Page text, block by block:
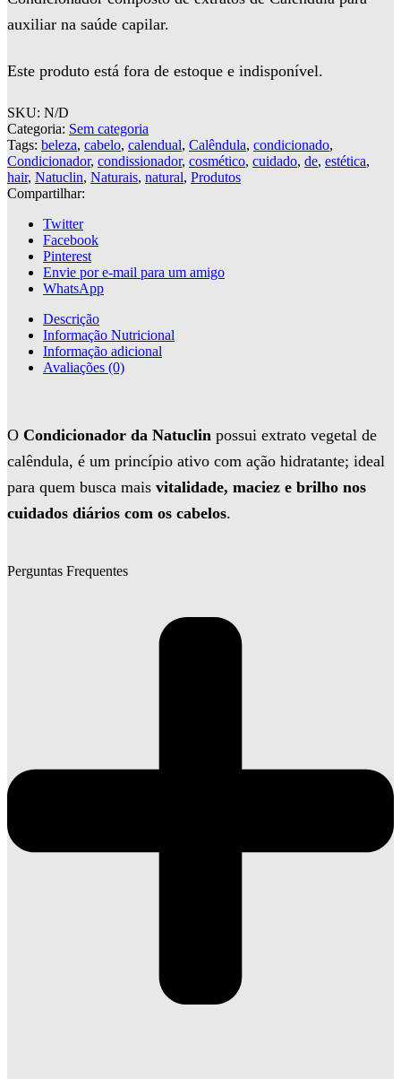
auxiliar na saúde capilar.
Este produto está fora de estoque e indisponível.
SKU: N/D
Categoria: Sem categoria
Tags: beleza, cabelo, calendual, Calêndula, condicionado,
Condicionador, condissionador, cosmético, cuidado, de, estética,
hair, Natuclin, Naturais, natural, Produtos
Compartilhar:
Twitter
Facebook
Pinterest
Envie por e-mail para um amigo
WhatsApp
Descrição
Informação Nutricional
Informação adicional
Avaliações (0)
O Condicionador da Natuclin possui extrato vegetal de
calêndula, é um princípio ativo com ação hidratante; ideal
para quem busca mais vitalidade, maciez e brilho nos
cuidados diários com os cabelos.
Perguntas Frequentes